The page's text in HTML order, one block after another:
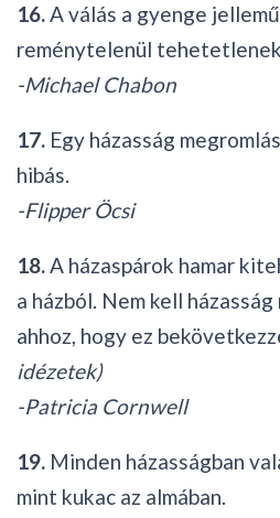
16.A válás a gyenge
reménytelenül
-Michael Chabon
17. Egy házasság
hibás.
-Flipper Öcsi
18.A házaspárok hamar
a házból. Nem kell
ahhoz, hogy ez
idézetek)
-Patricia Cornwell
19. Minden házasságban
mint kukac az almában.